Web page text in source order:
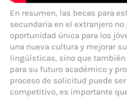
En resumen, las becas para
secundaria en el extranjero
oportunidad única para los
una nueva cultura y mejorar
lingüísticas, sino que
para su futuro académico y
proceso de solicitud puede
competitivo, es importante